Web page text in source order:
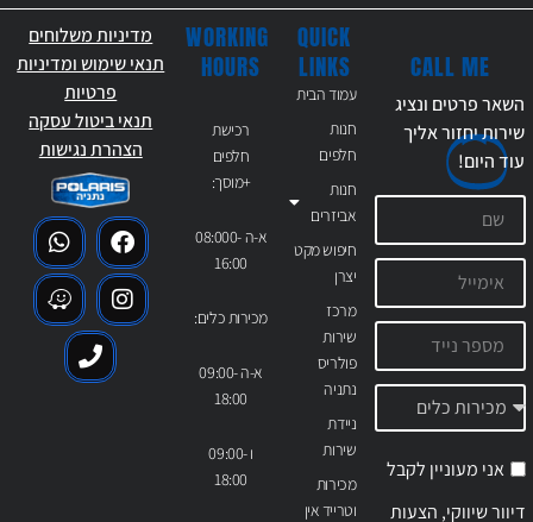
QUICK
LINKS
עמוד הבית
חנות
חלפים
חנות
אביזרים
חיפוש מקט
יצרן
מרכז
שירות
פולריס
נתניה
ניידת
שירות
מכירות
וטרייד אין
WORKING
HOURS
רכישת
חלפים
+מוסך:
א-ה 08:000-
16:00
מכירות כלים:
א-ה 09:00-
18:00
ו 09:00-
18:00
CALL ME
השאר פרטים ונציג
שירות יחזור אליך
עודהיום!
אני מעוניין לקבל
דיוור שיווקי, הצעות
מדיניות משלוחים
תנאי שימוש ומדיניות
פרטיות
תנאי ביטול עסקה
הצהרת נגישות